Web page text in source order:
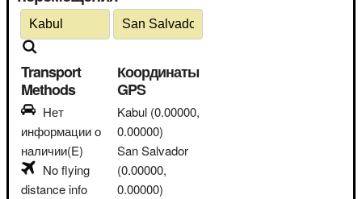
Transport
Methods
Нет
информации о
наличии(E)
No flying
distance info
Координаты
GPS
Kabul (0.00000,
0.00000)
San Salvador
(0.00000,
0.00000)